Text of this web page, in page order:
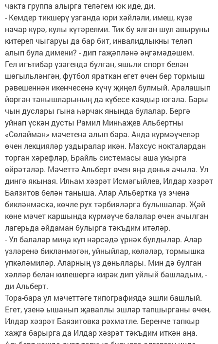
чакта группа алырга теләгем юк иде, ди.
- Кемдер тикшерү узганда юри хәйләли, имеш, күзе
начар күрә, кулы күтәрелми. Тик бу ялган шул авыруны
китереп чыгаруы да бар бит, инвалидлыкны теләп
алып була димени? - дип гаҗәп­ләнә әңгәмәдәшем.
Гел игътибар үзәгендә булган, яшьли спорт бе­лән
шөгыльләнгән, футбол яраткан егет өчен бер тормыш
рәвешеннән икенчесенә күчү җиңел булмый. Аралашып
йөргән танышларының да күбесе каядыр югала. Бары
чын дуслары гына һәрчак янында булалар. Бергә
уйнап үскән дус­ты Рамил Минһаҗев Альбертны
«Сөләйман» мәчетенә алып бара. Анда күрмәүчеләр
өчен лекция­ләр уздыралар икән. Махсус нокталардан
торган хә­рефләр, Брайль системасы аша укырга
өйрәтәләр. Мәчеттә Альберт өчен яңа дөнья ачыла. Ул
дингә якыная. Илһам хәзрәт Исмәгыйлев, Илдар хәзрәт
Баязитов белән таныша. Алар Альбертка үз эченә
бикләнмәскә, көчле рух тәрбияләргә булышалар. Җәй
көне мәчет каршында күрмәүче балалар өчен ачылган
лагерьда әйдаман булыр­га тәкъдим итәләр.
- Ул балалар миңа күп нәрсәдә үрнәк булдылар. Алар
үзләренә бикләнмәгән, уйныйлар, көләләр, тормышка
үпкәләмиләр. Аларның үз дөньялары. Мин дә булган
хәлләр бе­лән килешергә кирәк дип уйлый башладым, -
ди Альберт.
Тора-бара ул мәчеттәге типографиядә эшли башлый.
Егет, үзенә ышанып җаваплы эшләр тап­шырганы өчен,
Илдар хәз­рәт Баязитовка рәхмәтле. Беренче тапкыр
хаҗга барырга да Илдар хәзрәт тәкъ­дим иткән аңа.